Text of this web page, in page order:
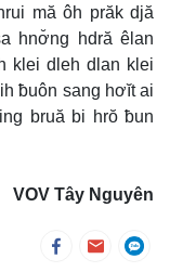
mă ôh prăk djă
hnơ̆ng hdră êlan
klei dleh dlan klei
ƀuôn sang hơĭt ai
bruă bi hrŏ ƀun
VOV Tây Nguyên